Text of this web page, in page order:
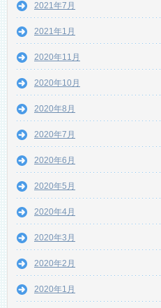
2021年7月
2021年1月
2020年11月
2020年10月
2020年8月
2020年7月
2020年6月
2020年5月
2020年4月
2020年3月
2020年2月
2020年1月